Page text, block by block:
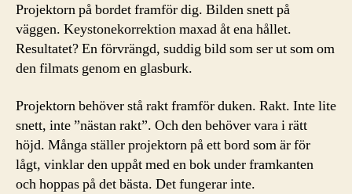
Projektorn på bordet framför dig. Bilden snett på
väggen. Keystonekorrektion maxad åt ena hållet.
Resultatet? En förvrängd, suddig bild som ser ut som om
den filmats genom en glasburk.
Projektorn behöver stå rakt framför duken. Rakt. Inte lite
snett, inte ”nästan rakt”. Och den behöver vara i rätt
höjd. Många ställer projektorn på ett bord som är för
lågt, vinklar den uppåt med en bok under framkanten
och hoppas på det bästa. Det fungerar inte.